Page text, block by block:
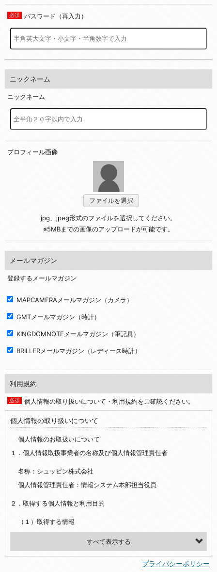
パスワード（再入力）
ニックネーム
ニックネーム
プロフィール画像
ファイルを選択
jpg、jpeg形式のファイルを選択してください。
※5MBまでの画像のアップロードが可能です。
メールマガジン
登録するメールマガジン
MAPCAMERAメールマガジン（カメラ）
GMTメールマガジン（時計）
KINGDOMNOTEメールマガジン（筆記具）
BRILLERメールマガジン（レディース時計）
利用規約
個人情報の取り扱いについて・利用規約をご確認ください。
個人情報の取り扱いについて
個人情報のお取扱いについて
１．個人情報取扱事業者の名称及び個人情報管理責任者
名称：シュッピン株式会社
個人情報管理責任者：情報システム本部担当役員
２．取得する個人情報と利用目的
（１）取得する情報
【シュッピン会員共通でご登録いただく情報】
・必須登録：氏名、生年月日、性別、住所、電話番号、メールアドレス、パスワード
・任意登録：ニックネーム、プロフィール画像、希望するメールマガジンの種類
プライバシーポリシー